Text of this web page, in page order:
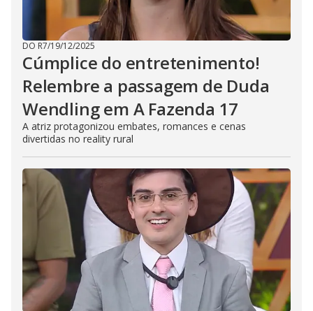
DO R7/19/12/2025
Cúmplice do entretenimento!
Relembre a passagem de Duda
Wendling em A Fazenda 17
A atriz protagonizou embates, romances e cenas
divertidas no reality rural